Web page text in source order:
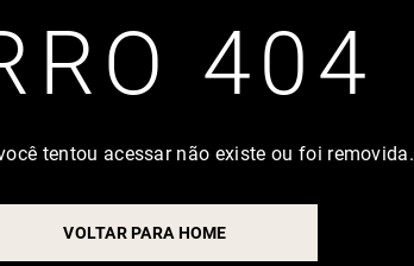
404
tentou acessar não existe ou foi removida.
VOLTAR PARA HOME